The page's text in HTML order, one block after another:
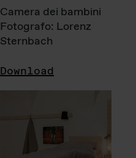
Camera dei bambini
Fotografo: Lorenz
Sternbach
Download